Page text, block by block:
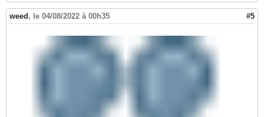
weed , le 04/08/2022 à 00h35 #5